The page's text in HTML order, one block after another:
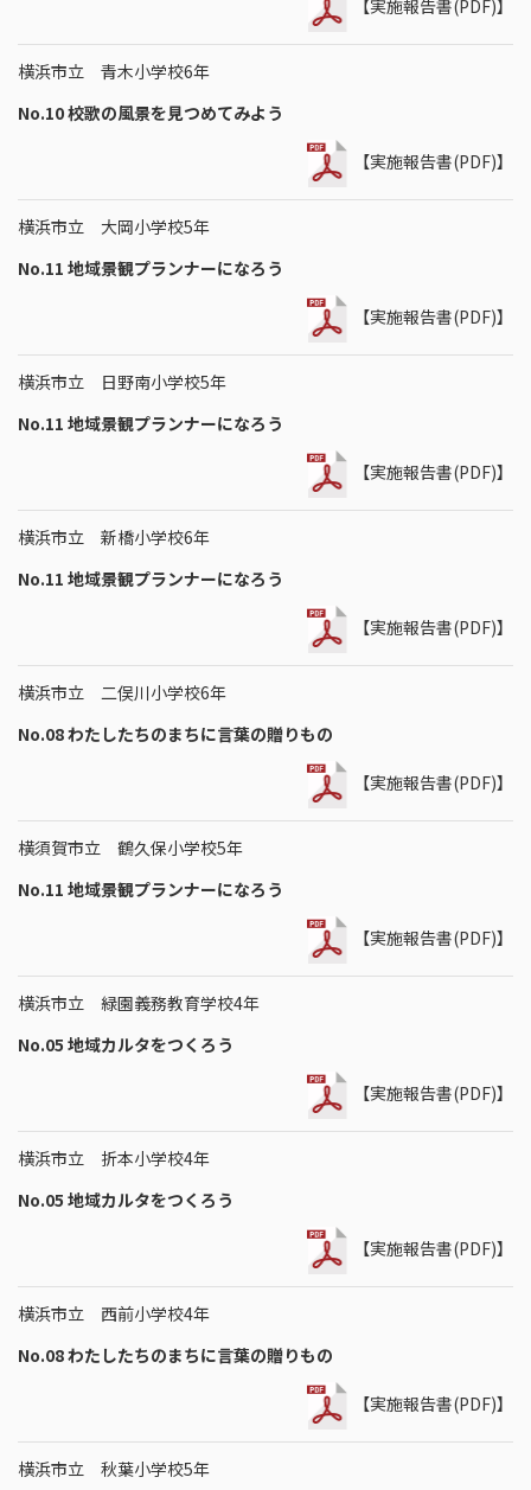
【実施報告書(PDF)】
横浜市立 青木小学校6年
No.10 校歌の風景を見つめてみよう
【実施報告書(PDF)】
横浜市立 大岡小学校5年
No.11 地域景観プランナーになろう
【実施報告書(PDF)】
横浜市立 日野南小学校5年
No.11 地域景観プランナーになろう
【実施報告書(PDF)】
横浜市立 新橋小学校6年
No.11 地域景観プランナーになろう
【実施報告書(PDF)】
横浜市立 二俣川小学校6年
No.08 わたしたちのまちに言葉の贈りもの
【実施報告書(PDF)】
横須賀市立 鶴久保小学校5年
No.11 地域景観プランナーになろう
【実施報告書(PDF)】
横浜市立 緑園義務教育学校4年
No.05 地域カルタをつくろう
【実施報告書(PDF)】
横浜市立 折本小学校4年
No.05 地域カルタをつくろう
【実施報告書(PDF)】
横浜市立 西前小学校4年
No.08 わたしたちのまちに言葉の贈りもの
【実施報告書(PDF)】
横浜市立 秋葉小学校5年